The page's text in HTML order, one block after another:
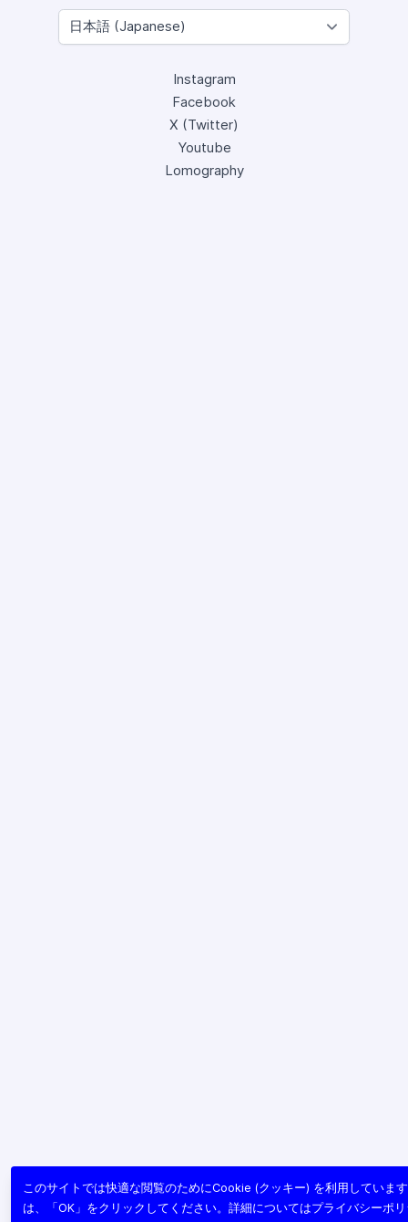
Instagram
Facebook
X (Twitter)
Youtube
Lomography
このサイトでは快適な閲覧のためにCookie (クッキー) を利用していま
は、「OK」をクリックしてください。詳細についてはプライバシーポ